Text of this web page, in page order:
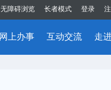
无障碍浏览 长者模式 登录
网上办事 互动交流 走